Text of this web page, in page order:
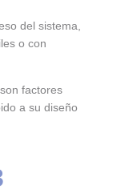
del sistema,
o con
factores
a su diseño